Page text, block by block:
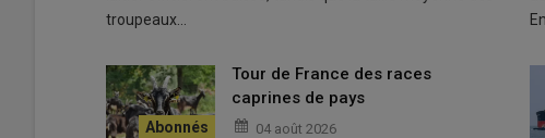
», explique
Pour voir si lefromage
d’intérêt, les chercheurs de l’
fromage de chèvre fermier
troupeaux…
Tour de France des races
caprines de pays
04 août 2026